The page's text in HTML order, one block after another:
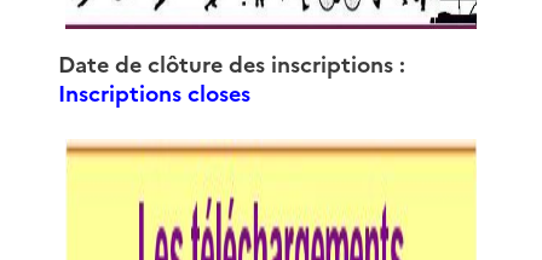
Date de clôture des inscriptions :
Inscriptions closes